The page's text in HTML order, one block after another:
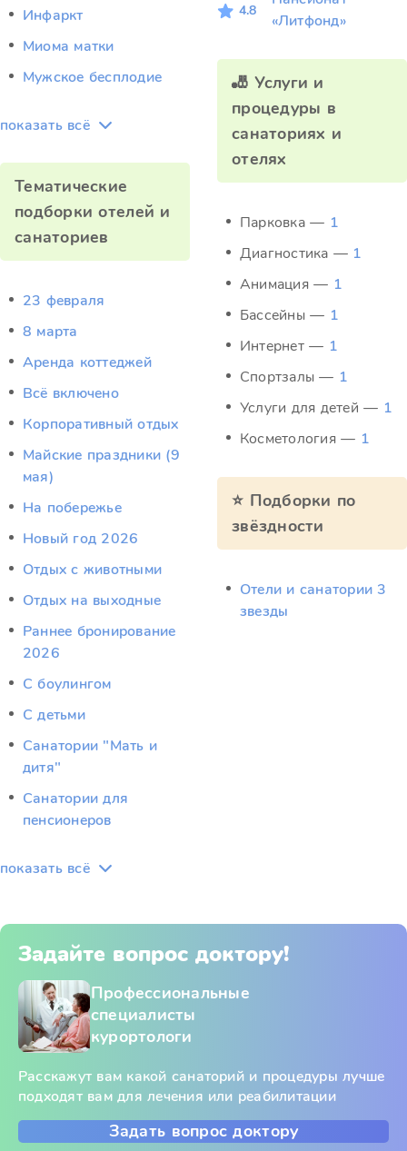
Инфаркт
Миома матки
Мужское бесплодие
показать всё
Тематические
подборки отелей и
санаториев
23 февраля
8 марта
Аренда коттеджей
Всё включено
Корпоративный отдых
Майские праздники (9
мая)
На побережье
Новый год 2026
Отдых c животными
Отдых на выходные
Раннее бронирование
2026
С боулингом
С детьми
Санатории "Мать и
дитя"
Санатории для
пенсионеров
показать всё
4.8
«Литфонд»
🎳 Услуги и
процедуры в
санаториях и
отелях
Парковка — 1
Диагностика — 1
Анимация — 1
Бассейны — 1
Интернет — 1
Спортзалы — 1
Услуги для детей — 1
Косметология — 1
⭐ Подборки по
звёздности
Отели и санатории 3
звезды
Задайте вопрос доктору!
Профессиональные
специалисты
курортологи
Расскажут вам какой санаторий и процедуры лучше
подходят вам для лечения или реабилитации
Задать вопрос доктору